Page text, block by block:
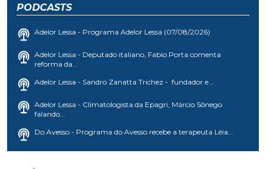
PODCASTS
Adelor Lessa - Programa Adelor Lessa (07/08/2026)
Adelor Lessa - Deputado italiano, Fabio Porta comenta
reforma da...
Adelor Lessa - Sandro Zanatta Trichez - fundador e...
Adelor Lessa - Climatologista da Epagri, Márcio Sônego
falando...
Do Avesso - Programa do Avesso recebe a terapeuta Léia...